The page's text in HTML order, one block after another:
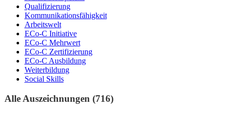
Qualifizierung
Kommunikationsfähigkeit
Arbeitswelt
ECo-C Initiative
ECo-C Mehrwert
ECo-C Zertifizierung
ECo-C Ausbildung
Weiterbildung
Social Skills
Alle Auszeichnungen (716)